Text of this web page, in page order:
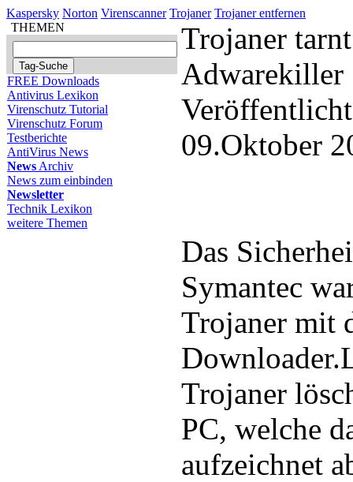
Kaspersky Norton Virenscanner Trojaner Trojaner entfernen
THEMEN
FREE Downloads
Antivirus Lexikon
Virenschutz Tutorial
Virenschutz Forum
Testberichte
AntiVirus News
News Archiv
News zum einbinden
Newsletter
Technik Lexikon
weitere Themen
Trojaner
Adwarekiller
09.Oktober
Das
Symantec
Trojaner mit
Trojaner
PC, welche
aufzeichnet